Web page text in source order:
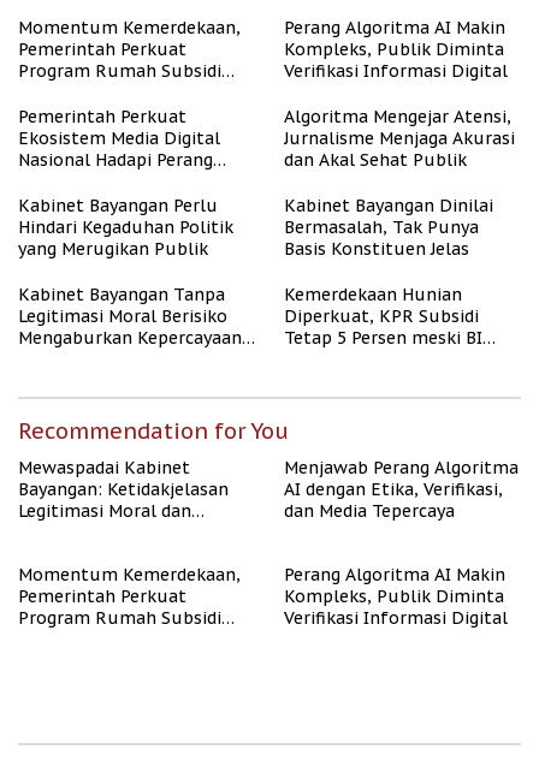
Momentum Kemerdekaan,
Pemerintah Perkuat
Program Rumah Subsidi
Berpenghasilan Rendah
Perang Algoritma AI Makin
Kompleks, Publik Diminta
Verifikasi Informasi Digital
Pemerintah Perkuat
Ekosistem Media Digital
Nasional Hadapi Perang
Algoritma Mengejar Atensi,
Jurnalisme Menjaga Akurasi
dan Akal Sehat Publik
Kabinet Bayangan Perlu
Hindari Kegaduhan Politik
yang Merugikan Publik
Kabinet Bayangan Dinilai
Bermasalah, Tak Punya
Basis Konstituen Jelas
Kabinet Bayangan Tanpa
Legitimasi Moral Berisiko
Mengaburkan Kepercayaan
Kemerdekaan Hunian
Diperkuat, KPR Subsidi
Tetap 5 Persen meski BI
Recommendation for You
Mewaspadai Kabinet
Bayangan: Ketidakjelasan
Legitimasi Moral dan
Menjawab Perang Algoritma
AI dengan Etika, Verifikasi,
dan Media Tepercaya
Momentum Kemerdekaan,
Pemerintah Perkuat
Program Rumah Subsidi
Perang Algoritma AI Makin
Kompleks, Publik Diminta
Verifikasi Informasi Digital